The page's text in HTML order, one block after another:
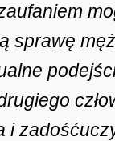
sprawę
i